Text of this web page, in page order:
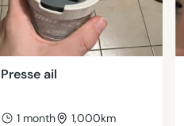
Presse ail
1 month 1,000km